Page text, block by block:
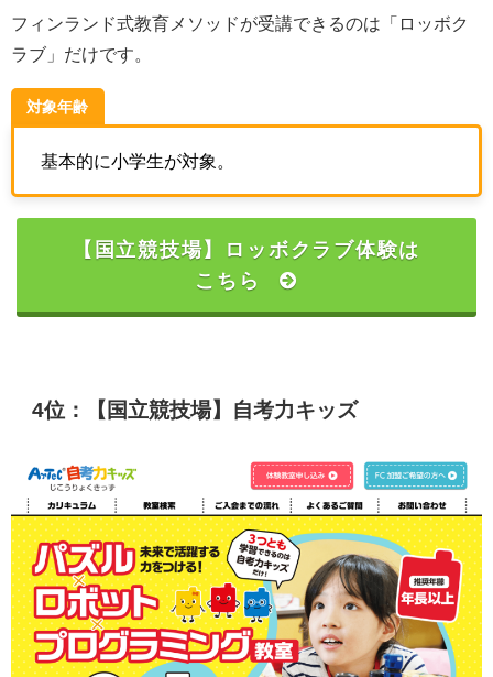
フィンランド式教育メソッドが受講できるのは「ロッボク
ラブ」だけです。
対象年齢
基本的に小学生が対象。
【国立競技場】ロッボクラブ体験は
こちら
4位：【国立競技場】自考力キッズ